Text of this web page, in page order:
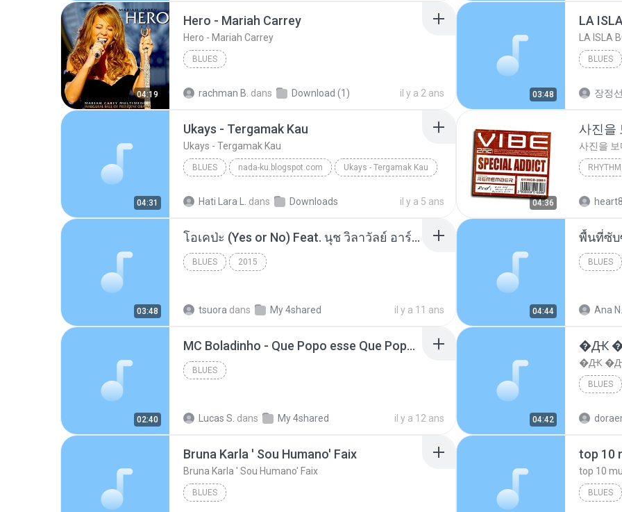
04:19
Hero - Mariah Carrey
Hero - Mariah Carrey
BLUES
rachman B. dans Download (1) il y a 2 ans 03:48
LA
LA ISLA
BLUES
장정선
04:31
Ukays - Tergamak Kau
Ukays - Tergamak Kau
BLUES nada-ku.blogspot.com Ukays - Tergamak Kau
Hati Lara L. dans Downloads il y a 5 ans 04:36
사진을
사진을
03:48
โอเคป่ะ (Yes or No) Feat. นุช วิลาวัลย์ อาร์สยาม - Flame.mp3
BLUES 2015
tsuora dans My 4shared il y a 11 ans 04:44
พื้นที่ซับ
BLUES
Ana N.
02:40
MC Boladinho - Que Popo esse Que Popo Gigante (DjWn) (áudio Oficial).mp3
BLUES
Lucas S. dans My 4shared il y a 12 ans 04:42
�Ԫ
�Ԫ
BLUES
Bruna Karla ' Sou Humano' Faix
Bruna Karla ' Sou Humano' Faix
BLUES BLUES